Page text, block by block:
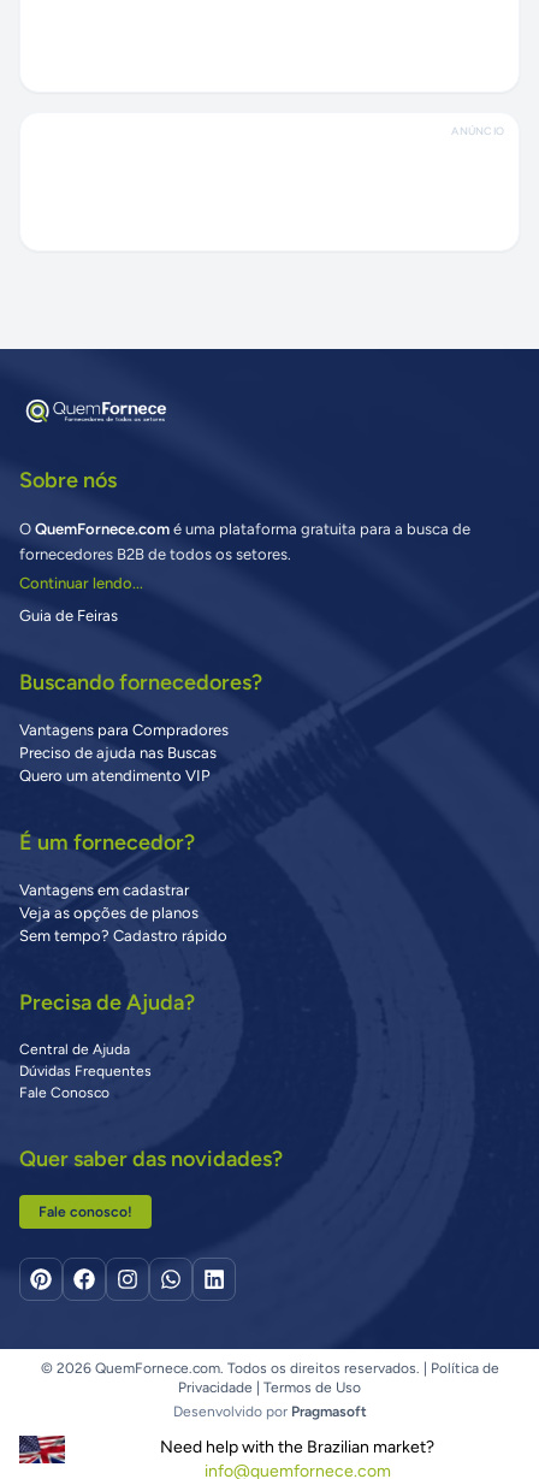
ANÚNCIO
Sobre nós
O QuemFornece.com é uma plataforma gratuita para a busca de
fornecedores B2B de todos os setores.
Continuar lendo...
Guia de Feiras
Buscando fornecedores?
Vantagens para Compradores
Preciso de ajuda nas Buscas
Quero um atendimento VIP
É um fornecedor?
Vantagens em cadastrar
Veja as opções de planos
Sem tempo? Cadastro rápido
Precisa de Ajuda?
Central de Ajuda
Dúvidas Frequentes
Fale Conosco
Quer saber das novidades?
Fale conosco!
© 2026 QuemFornece.com. Todos os direitos reservados. |
Política de
Privacidade
Termos de Uso
Desenvolvido por Pragmasoft
Need help with the Brazilian market?
info@quemfornece.com